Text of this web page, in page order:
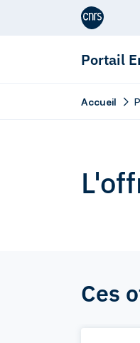
Aller au contenu
Portail
Accueil
Ces